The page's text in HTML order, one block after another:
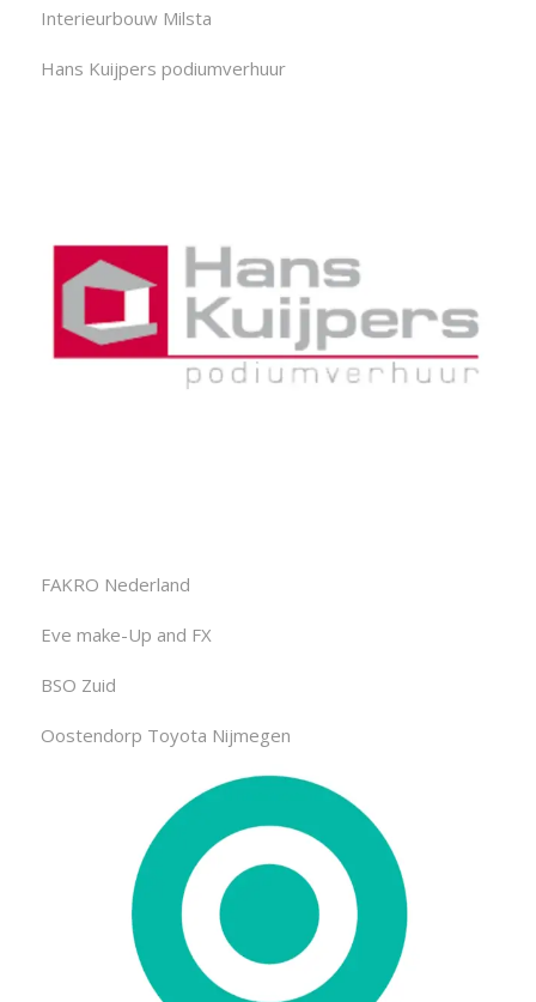
Interieurbouw Milsta
Hans Kuijpers podiumverhuur
FAKRO Nederland
Eve make-Up and FX
BSO Zuid
Oostendorp Toyota Nijmegen